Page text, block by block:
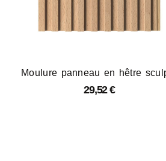
Moulure panneau en hêtre
29,52€